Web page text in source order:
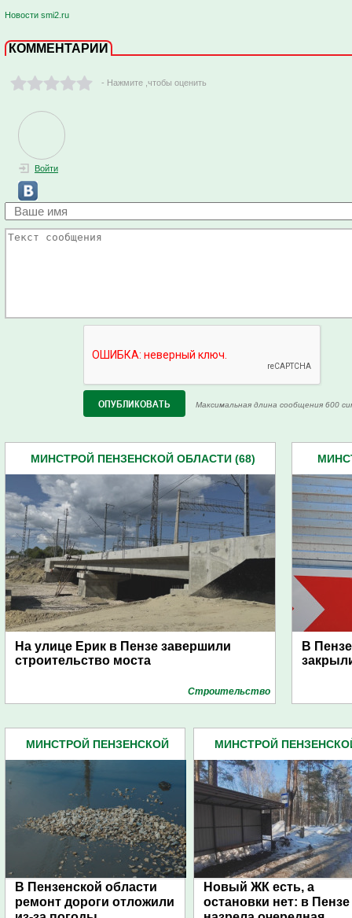
Новости smi2.ru
КОММЕНТАРИИ
- Нажмите ,чтобы оценить
Войти
Максимальная длина сообщения 600
МИНСТРОЙ ПЕНЗЕНСКОЙ ОБЛАСТИ (68)
На улице Ерик в Пензе завершили
строительство моста
Строительство
В
МИНСТРОЙ ПЕНЗЕНСКОЙ
В Пензенской области
ремонт дороги отложили
МИНСТРОЙ
Новый ЖК есть, а
остановки нет: в Пензе